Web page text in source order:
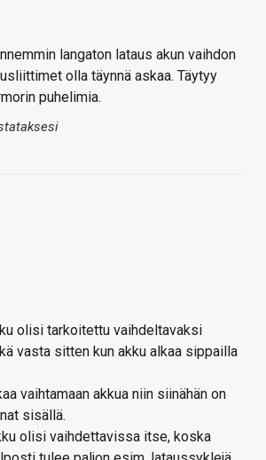
langaton lataus akun vaihdon
olla täynnä askaa. Täytyy
puhelimia.
olisi tarkoitettu vaihdeltavaksi
vasta sitten kun akku alkaa sippailla
vaihtamaan akkua niin siinähän on
sisällä.
olisi vaihdettavissa itse, koska